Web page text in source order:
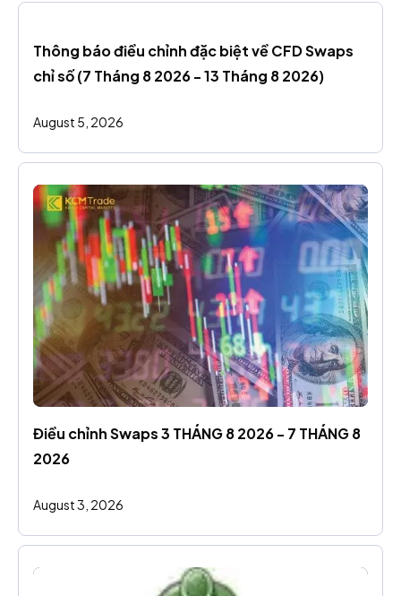
Thông báo điều chỉnh đặc biệt về CFD Swaps
chỉ số (7 Tháng 8 2026 - 13 Tháng 8 2026)
August 5, 2026
Điều chỉnh Swaps 3 THÁNG 8 2026 - 7 THÁNG 8
2026
August 3, 2026